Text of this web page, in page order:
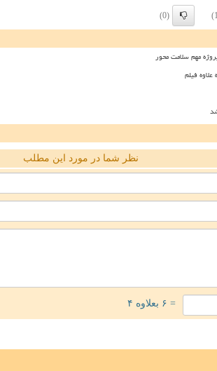
(0)
مهم سلامت محور
فیلم
نظر شما در مورد این مطلب
= ۶ بعلاوه ۴